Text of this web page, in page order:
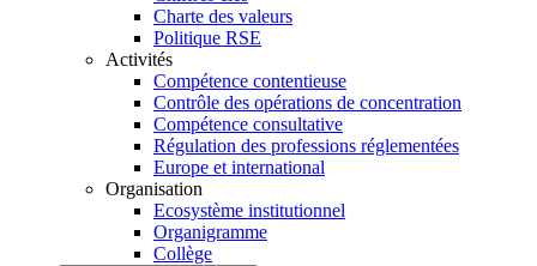
Charte des valeurs
Politique RSE
Activités
Compétence contentieuse
Contrôle des opérations de concentration
Compétence consultative
Régulation des professions réglementées
Europe et international
Organisation
Ecosystème institutionnel
Organigramme
Collège